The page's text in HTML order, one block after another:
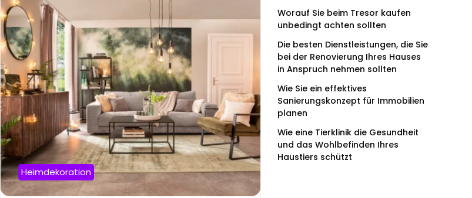
Heimdekoration
Worauf Sie beim Tresor kaufen
unbedingt achten sollten
Die besten Dienstleistungen, die Sie
bei der Renovierung Ihres Hauses
in Anspruch nehmen sollten
Wie Sie ein effektives
Sanierungskonzept für Immobilien
planen
Wie eine Tierklinik die Gesundheit
und das Wohlbefinden Ihres
Haustiers schützt